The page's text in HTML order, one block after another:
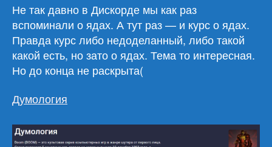
Не так давно в Дискорде мы как раз
вспоминали о ядах. А тут раз — и курс о ядах.
Правда курс либо недоделанный, либо такой
какой есть, но зато о ядах. Тема то интересная.
Но до конца не раскрыта(
Думология